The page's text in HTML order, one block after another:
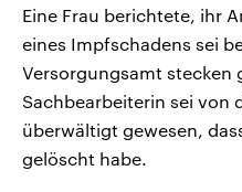
Eine Frau berichtete, ihr
eines Impfschadens sei
Versorgungsamt stecken
Sachbearbeiterin sei von
überwältigt gewesen,
gelöscht habe.